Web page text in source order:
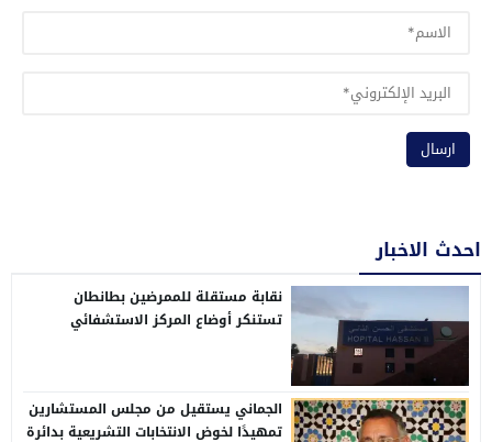
احدث الاخبار
نقابة مستقلة للممرضين بطانطان
تستنكر أوضاع المركز الاستشفائي
الجماني يستقيل من مجلس المستشارين
تمهيدًا لخوض الانتخابات التشريعية بدائرة